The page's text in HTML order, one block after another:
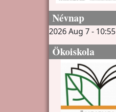
Névnap
2026 Aug 7 - 10:55
Ökoiskola